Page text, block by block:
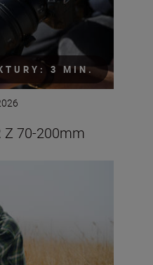
3 MIN.
Z 70-200mm